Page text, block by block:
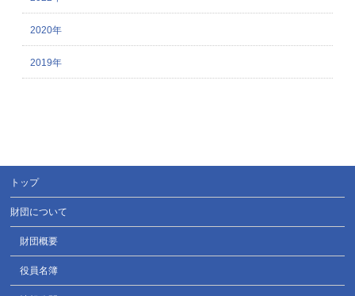
2020年
2019年
トップ
財団について
財団概要
役員名簿